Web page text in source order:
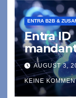
ENTRA B2B &
Entra ID
AUGUST 3,
KEINE